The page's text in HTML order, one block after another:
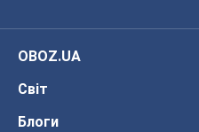
OBOZ.UA
Світ
Блоги